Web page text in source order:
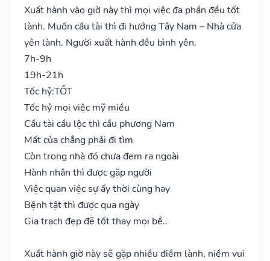
Xuất hành vào giờ này thì mọi việc đa phần đều tốt
lành. Muốn cầu tài thì đi hướng Tây Nam – Nhà cửa
yên lành. Người xuất hành đều bình yên.
7h-9h
19h-21h
Tốc hỷ:TỐT
Tốc hỷ mọi việc mỹ miều
Cầu tài cầu lộc thì cầu phương Nam
Mất của chẳng phải đi tìm
Còn trong nhà đó chưa đem ra ngoài
Hành nhân thì được gặp người
Việc quan việc sự ấy thời cùng hay
Bệnh tật thì được qua ngày
Gia trạch đẹp đẽ tốt thay mọi bề..
Xuất hành giờ này sẽ gặp nhiều điềm lành, niềm vui